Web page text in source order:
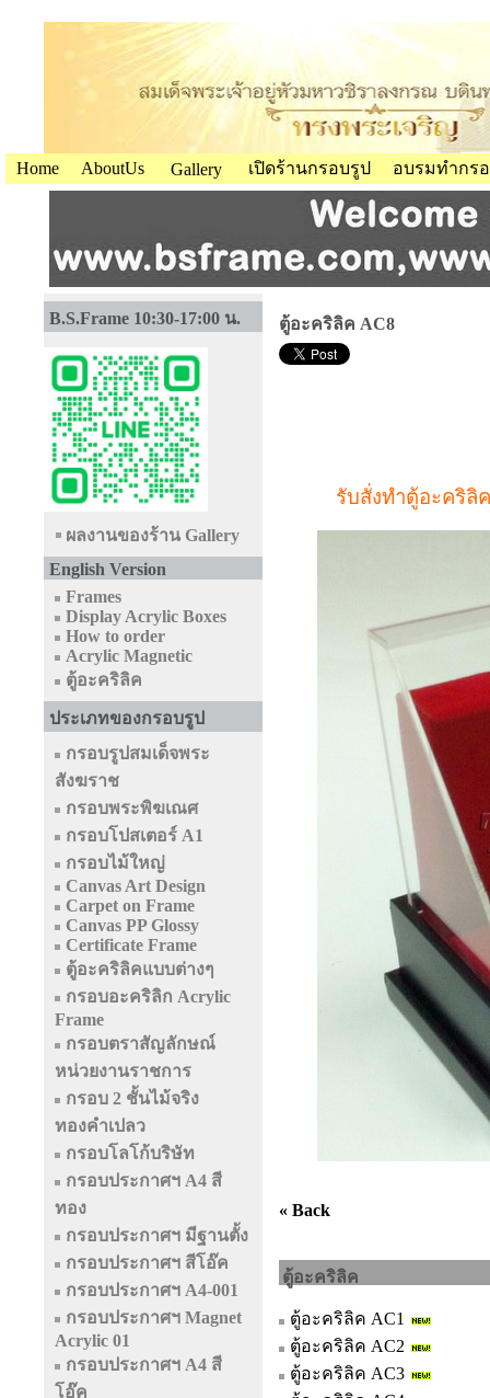
Home AboutUs Gallery เปิดร้านกรอบรูป อบรมทำกร
B.S.Frame 10:30-17:00 น.
ผลงานของร้าน Gallery
English Version
Frames
Display Acrylic Boxes
How to order
Acrylic Magnetic
ตู้อะคริลิค
ประเภทของกรอบรูป
กรอบรูปสมเด็จพระ
สังฆราช
กรอบพระพิฆเณศ
กรอบโปสเตอร์ A1
กรอบไม้ใหญ่
Canvas Art Design
Carpet on Frame
Canvas PP Glossy
Certificate Frame
ตู้อะคริลิคแบบต่างๆ
กรอบอะคริลิก Acrylic
Frame
กรอบตราสัญลักษณ์
หน่วยงานราชการ
กรอบ 2 ชั้นไม้จริง
ทองคำเปลว
กรอบโลโก้บริษัท
กรอบประกาศฯ A4 สี
ทอง
กรอบประกาศฯ มีฐานตั้ง
กรอบประกาศฯ สีโอ๊ค
กรอบประกาศฯ A4-001
กรอบประกาศฯ Magnet
Acrylic 01
กรอบประกาศฯ A4 สี
โอ๊ค
ตู้อะคริลิค AC8
รับสั่งทำตู้อะคริลิ
« Back
ตู้อะคริลิค
ตู้อะคริลิค AC1
ตู้อะคริลิค AC2
ตู้อะคริลิค AC3